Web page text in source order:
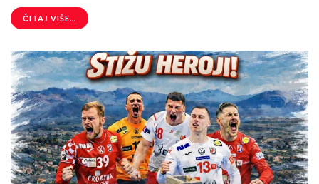
ČITAJ VIŠE...